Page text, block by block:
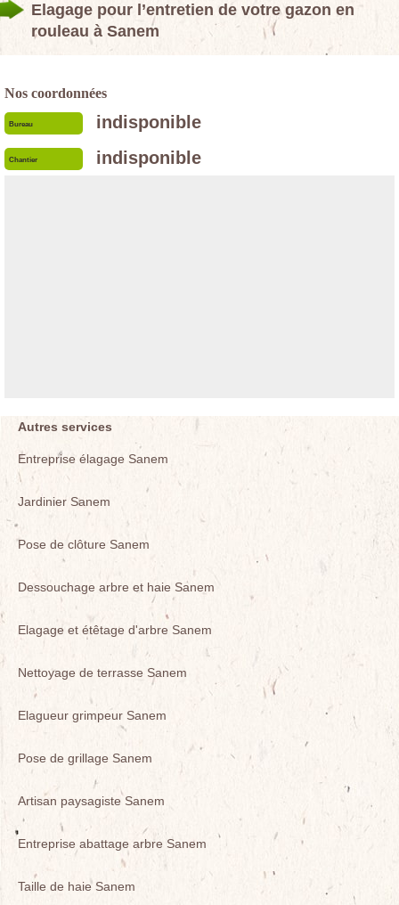
Elagage pour l’entretien de votre gazon en
rouleau à Sanem
Nos coordonnées
Bureau indisponible
Chantier indisponible
Autres services
Entreprise élagage Sanem
Jardinier Sanem
Pose de clôture Sanem
Dessouchage arbre et haie Sanem
Elagage et étêtage d'arbre Sanem
Nettoyage de terrasse Sanem
Elagueur grimpeur Sanem
Pose de grillage Sanem
Artisan paysagiste Sanem
Entreprise abattage arbre Sanem
Taille de haie Sanem